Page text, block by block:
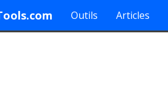
Outils Articles